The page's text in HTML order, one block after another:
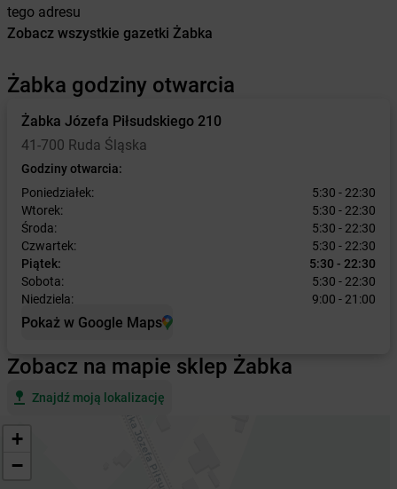
tego adresu
Zobacz wszystkie gazetki Żabka
Żabka godziny otwarcia
Żabka Józefa Piłsudskiego 210
41-700 Ruda Śląska
Godziny otwarcia:
Poniedziałek:
5:30 - 22:30
Wtorek:
5:30 - 22:30
Środa:
5:30 - 22:30
Czwartek:
5:30 - 22:30
Piątek:
5:30 - 22:30
Sobota:
5:30 - 22:30
Niedziela:
9:00 - 21:00
Pokaż w Google Maps
Zobacz na mapie sklep Żabka
Znajdź moją lokalizację
+
−